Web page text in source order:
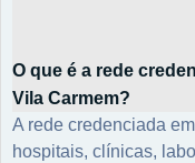
O que é a rede
Vila Carmem?
A rede credenciada
hospitais, clínicas,